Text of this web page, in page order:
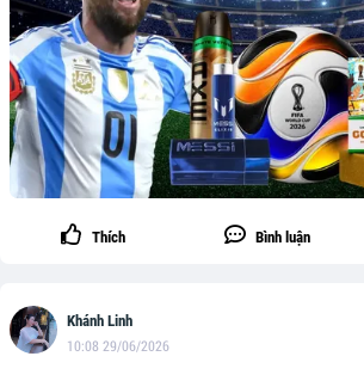
Thích Bình luận
Khánh Linh
10:08 29/06/2026